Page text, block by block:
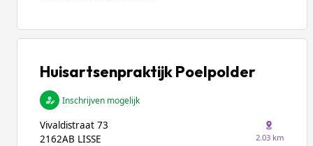
Huisartsenpraktijk Poelpolder
Inschrijven mogelijk
Vivaldistraat 73
2162AB LISSE
2.03 km